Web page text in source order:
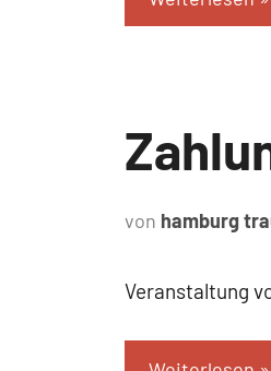
Uncategorized
von hamburg
Veranstaltung